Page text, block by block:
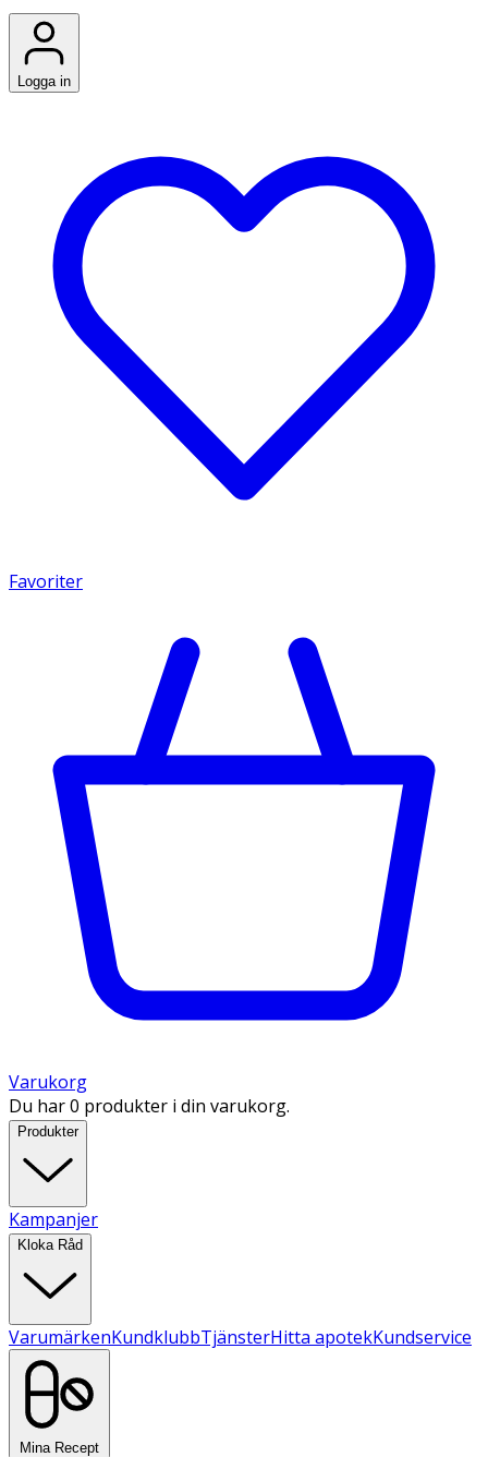
Logga in
Favoriter
Varukorg
Du har 0 produkter i din varukorg.
Produkter
Kampanjer
Kloka Råd
VarumärkenKundklubbTjänsterHitta apotekKundservice
Mina Recept